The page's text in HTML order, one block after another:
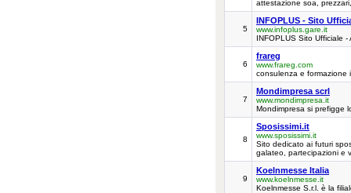
attestazione soa,
5
INFOPLUS - Sito
www.infoplus.gare.it
INFOPLUS Sito Ufficiale
6
frareg
www.frareg.com
consulenza e formazione
7
Mondimpresa scrl
www.mondimpresa.it
Mondimpresa si prefigge
8
Sposissimi.it
www.sposissimi.it
Sito dedicato ai futuri
galateo, partecipazioni e
9
Koelnmesse Italia
www.koelnmesse.it
Koelnmesse S.r.l. è la